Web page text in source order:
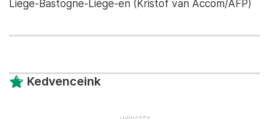
Liége-Bastogne-Liége-en (Kristof van Accom/AFP)
Kedvenceink